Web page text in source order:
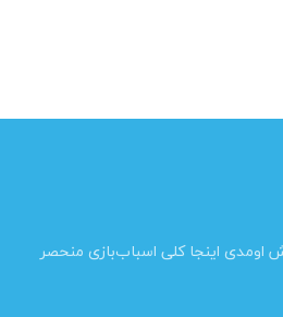
اومدی اینجا کلی اسباب‌بازی منحصر